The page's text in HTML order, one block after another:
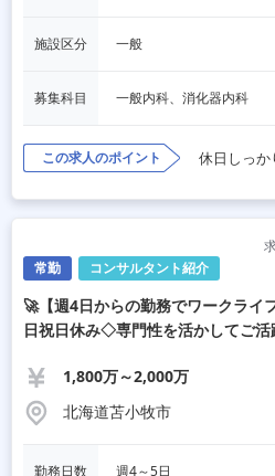
施設区分 一般
募集科目 一般内科、消化器内科
この求人のポイント 休日しっか
常勤 コンサルタント紹介
🚀【週4日からの勤務でワークライ
日祝日休み◇専門性を活かしてご活
1,800万～2,000万
北海道苫小牧市
勤務日数 週4～5日